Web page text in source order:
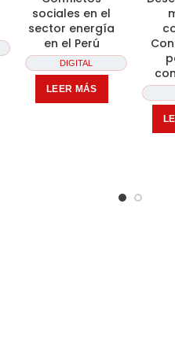
sociales en el
sector energía
en el Perú
DIGITAL
LEER MÁS